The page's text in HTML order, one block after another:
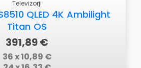
Televizorji
QLED 4K Ambilight
Titan OS
391,89 €
36 x 10,89 €